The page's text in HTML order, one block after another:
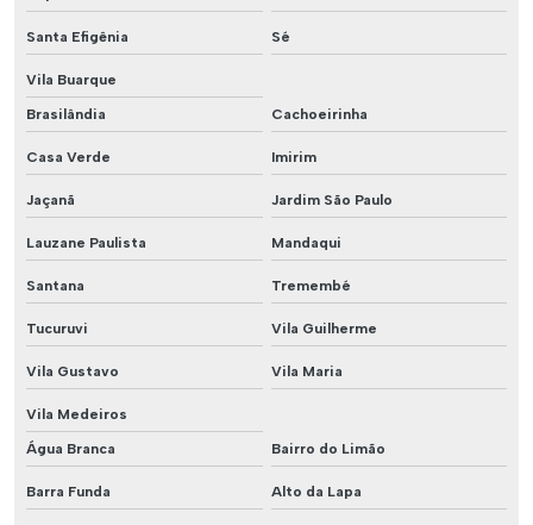
Santa Efigênia Sé
Vila Buarque
Brasilândia Cachoeirinha
Casa Verde Imirim
Jaçanã Jardim São Paulo
Lauzane Paulista Mandaqui
Santana Tremembé
Tucuruvi Vila Guilherme
Vila Gustavo Vila Maria
Vila Medeiros
Água Branca Bairro do Limão
Barra Funda Alto da Lapa